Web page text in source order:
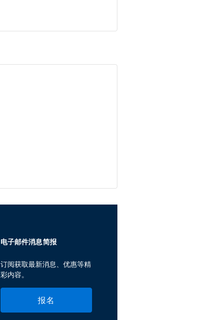
电子邮件消息简报
订阅获取最新消息、优惠等精
彩内容。
报名